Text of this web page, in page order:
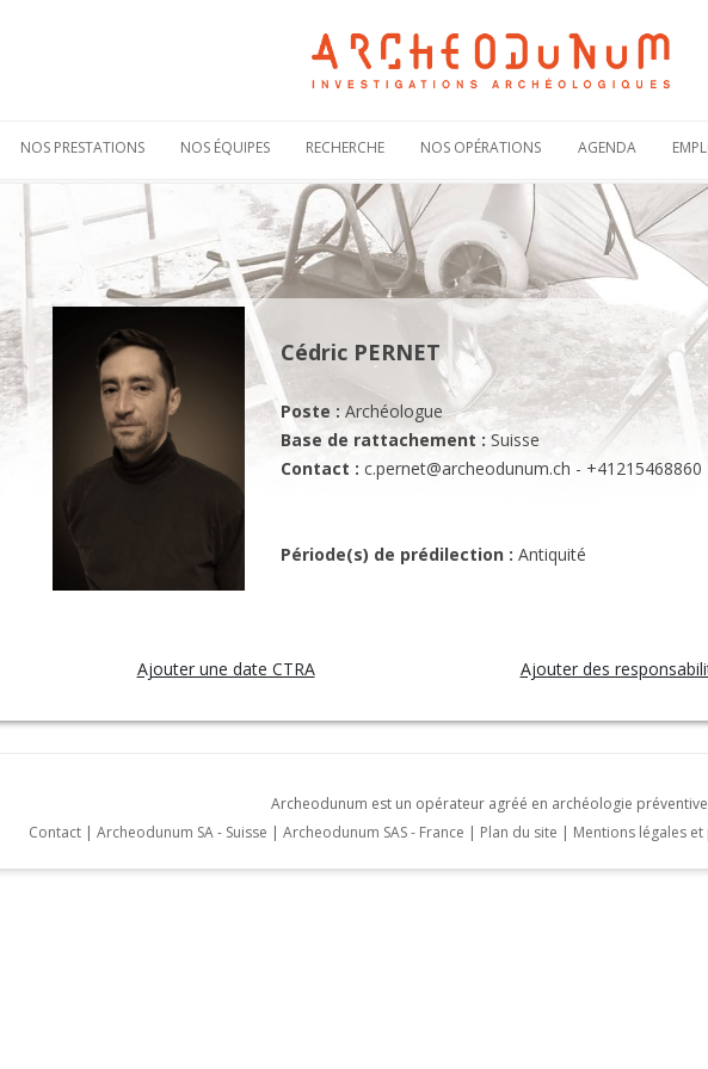
au
NOS PRESTATIONS
archéologiques
environnementales
Prestations
NOS ÉQUIPES RECHERCHE
Notre politique
scientifique
Notre
engagement
scientifique
HAL
NOS OPÉRATIONS
Carte des
opérations
Rechercher une
opération
Actualités de nos
opérations
Plaquettes de
présentation
AGENDA
Cédric PERNET
Poste : Archéologue
Base de rattachement : Suisse
Contact : c.pernet@archeodunum.ch - +41215468860
Période(s) de prédilection : Antiquité
Ajouter une date CTRA Ajouter des
Archeodunum est un opérateur agréé en archéologie
Contact| Archeodunum SA - Suisse | Archeodunum SAS - France | Plan du site | Mentions légales